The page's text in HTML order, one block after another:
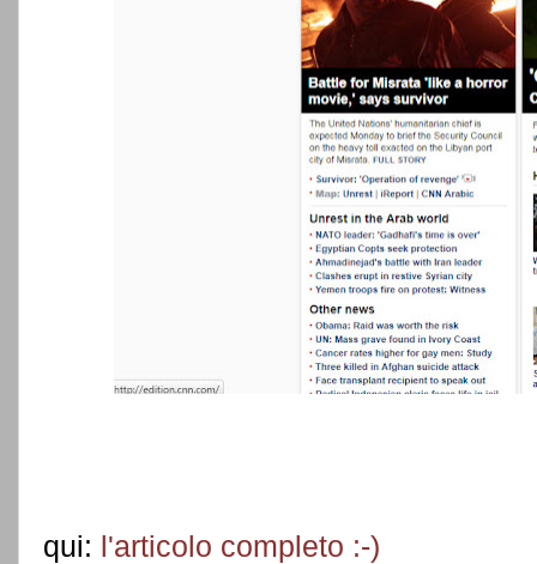
qui: l'articolo completo :-)